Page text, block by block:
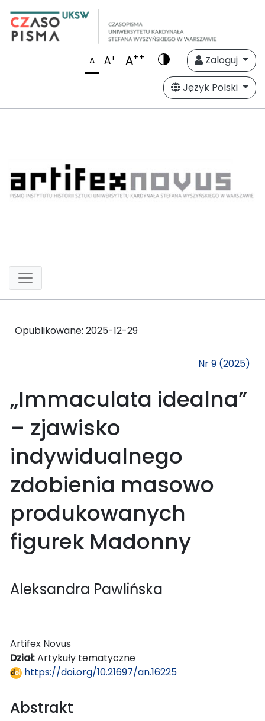
A A+ A++
Zaloguj
Język Polski
Opublikowane: 2025-12-29
Nr 9 (2025)
„Immaculata idealna”
– zjawisko
indywidualnego
zdobienia masowo
produkowanych
figurek Madonny
Aleksandra Pawlińska
Artifex Novus
Dział:Artykuły tematyczne
https://doi.org/10.21697/an.16225
Abstrakt